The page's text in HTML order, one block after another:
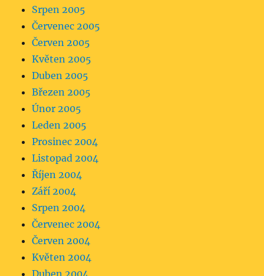
Srpen 2005
Červenec 2005
Červen 2005
Květen 2005
Duben 2005
Březen 2005
Únor 2005
Leden 2005
Prosinec 2004
Listopad 2004
Říjen 2004
Září 2004
Srpen 2004
Červenec 2004
Červen 2004
Květen 2004